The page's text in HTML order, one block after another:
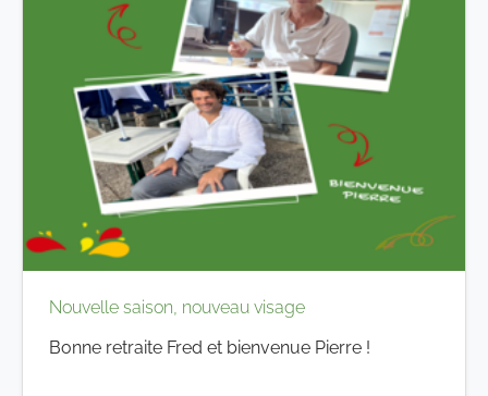
Nouvelle saison, nouveau visage
Bonne retraite Fred et bienvenue Pierre !